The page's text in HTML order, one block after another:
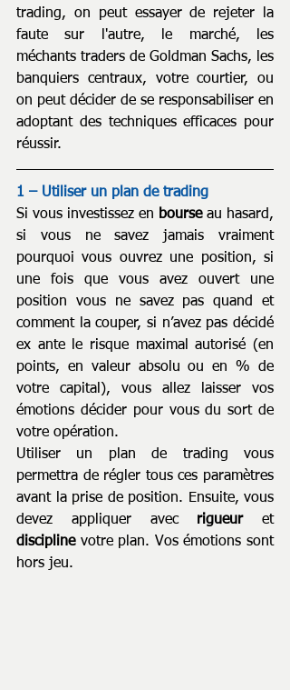
trading, on peut essayer de rejeter la
faute sur l'autre, le marché, les
méchants traders de Goldman Sachs, les
banquiers centraux, votre courtier, ou
on peut décider de se responsabiliser en
adoptant des techniques efficaces pour
réussir.
1 – Utiliser un plan de trading
Si vous investissez en bourse au hasard,
si vous ne savez jamais vraiment
pourquoi vous ouvrez une position, si
une fois que vous avez ouvert une
position vous ne savez pas quand et
comment la couper, si n’avez pas décidé
ex ante le risque maximal autorisé (en
points, en valeur absolu ou en % de
votre capital), vous allez laisser vos
émotions décider pour vous du sort de
votre opération.
Utiliser un plan de trading vous
permettra de régler tous ces paramètres
avant la prise de position. Ensuite, vous
devez appliquer avec rigueur
et
discipline votre plan. Vos émotions sont
hors jeu.